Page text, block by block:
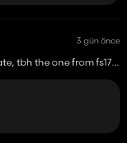
3 gün önce
tbh the one from fs17